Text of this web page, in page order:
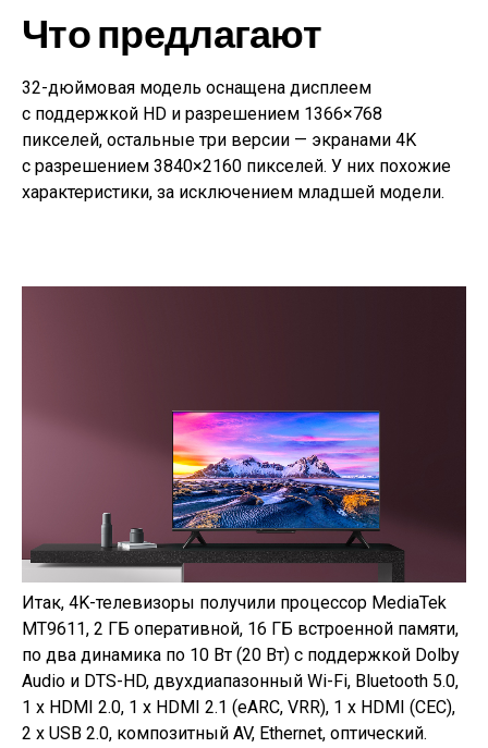
Что предлагают
32-дюймовая модель оснащена дисплеем
с поддержкой HD и разрешением 1366×768
пикселей, остальные три версии — экранами 4K
с разрешением 3840×2160 пикселей. У них похожие
характеристики, за исключением младшей модели.
Итак, 4K-телевизоры получили процессор MediaTek
MT9611, 2 ГБ оперативной, 16 ГБ встроенной памяти,
по два динамика по 10 Вт (20 Вт) с поддержкой Dolby
Audio и DTS-HD, двухдиапазонный Wi-Fi, Bluetooth 5.0,
1 x HDMI 2.0, 1 x HDMI 2.1 (eARC, VRR), 1 x HDMI (CEC),
2 x USB 2.0, композитный AV, Ethernet, оптический.